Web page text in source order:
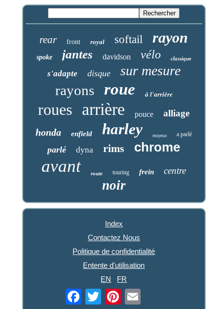
rear front royal softail rayon
spoke jantes davidson vélo classique
s'adapte disque sur mesure
rayons roue à l'arrière
roues arrière pouce alliage
honda enfield harley moyeux a parlé
parlé dyna rims chrome
avant route touring frein centre
noir
Index
Contactez Nous
Politique de confidentialité
Entente d'utilisation
EN
FR